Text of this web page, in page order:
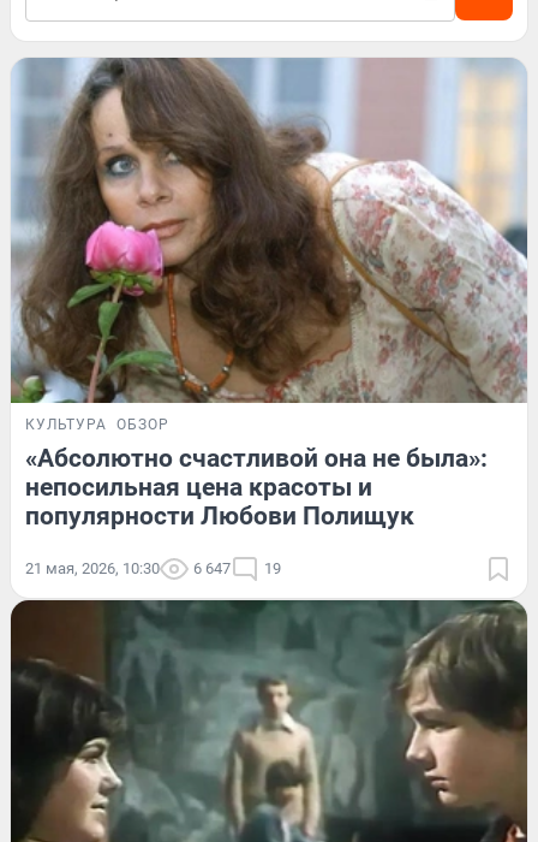
КУЛЬТУРА ОБЗОР
«Абсолютно счастливой она не была»:
непосильная цена красоты и
популярности Любови Полищук
21 мая, 2026, 10:30 6 647 19